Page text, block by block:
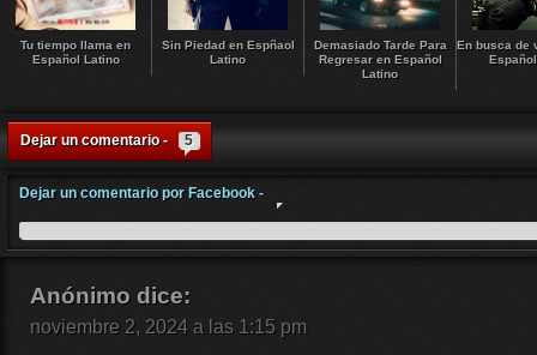
Tu tiempo llama en
Español Latino
Sin Piedad en Espñaol
Latino
Demasiado Tarde Para
Regresar en Español
Latino
En busca de
Dejar un comentario - 5
Dejar un comentario por Facebook -
Anónimo dice:
noviembre 2, 2024 a las 1:15 pm